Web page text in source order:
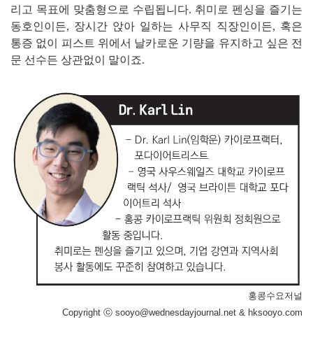
리고 목표에 맞춤형으로 수립됩니다. 취미로 펜싱을 즐기는
동호인이든, 장시간 앉아 일하는 사무직 직장인이든, 혹은
통증 없이 피스트 위에서 날카로운 기량을 유지하고 싶은 전
문 선수든 상관없이 말이죠.
홍콩수요저널
Copyright ⓒ sooyo@wednesdayjournal.net & hksooyo.com